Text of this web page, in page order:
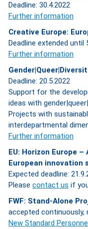
Deadline: 30.4.2022
Further information
Creative Europe:
Deadline extended until
Further information
Deadline: 20.5.2022
Support for the
ideas with
Projects with
interdepartmental
Further information
EU: Horizon Europe
European
Expected deadline:
Please contact us if
FWF: Stand-Alone
accepted continuously,
New Standard